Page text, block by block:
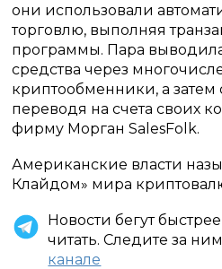
они использовали
торговлю, выполняя
программы. Пара
средства через
криптообменники, а затем
переводя на счета своих
фирму Морган SalesFolk.
Американские власти
Клайдом» мира
Новости бегут
читать. Следите за
канале